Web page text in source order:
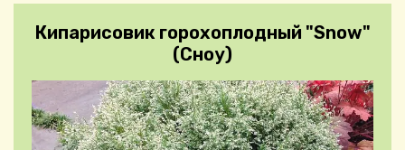
Кипарисовик горохоплодный "Snow"
(Сноу)